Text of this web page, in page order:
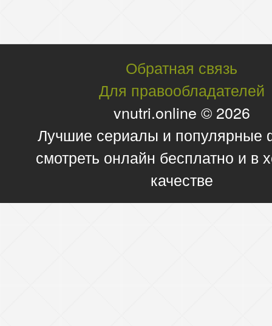
Обратная связь
Для правообладателей
vnutri.online © 2026
Лучшие сериалы и
смотреть онлайн бесплатно и в
качестве